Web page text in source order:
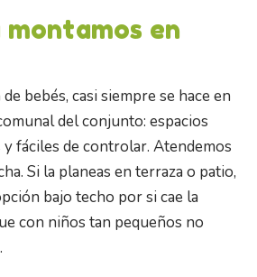
montamos en
bebés, casi siempre se hace en
del conjunto: espacios
fáciles de controlar. Atendemos
Si la planeas en terraza o patio,
bajo techo por si cae la
con niños tan pequeños no